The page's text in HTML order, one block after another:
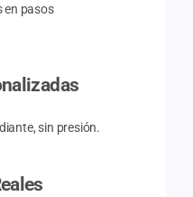
en pasos
sin presión.